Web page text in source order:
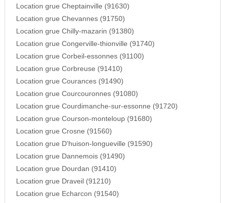
Location grue Cheptainville (91630)
Location grue Chevannes (91750)
Location grue Chilly-mazarin (91380)
Location grue Congerville-thionville (91740)
Location grue Corbeil-essonnes (91100)
Location grue Corbreuse (91410)
Location grue Courances (91490)
Location grue Courcouronnes (91080)
Location grue Courdimanche-sur-essonne (91720)
Location grue Courson-monteloup (91680)
Location grue Crosne (91560)
Location grue D'huison-longueville (91590)
Location grue Dannemois (91490)
Location grue Dourdan (91410)
Location grue Draveil (91210)
Location grue Echarcon (91540)